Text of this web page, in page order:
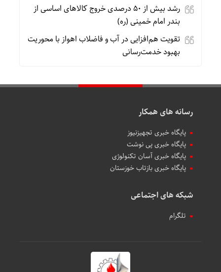
رشد بیش از ۵۰ درصدی خروج کالاهای اساسی از
بندر امام خمینی (ره)
تقویت هم‌افزایی در آب و فاضلاب اهواز با محوریت
بهبود خدمت‌رسانی
رسانه های همکار
پایگاه خبری تجهیزنیوز
پایگاه خبری پی نوشت
پایگاه خبری آسان تکنولوژی
پایگاه خبری بازتاب خوزستان
شبکه های اجتماعی
تلگرام